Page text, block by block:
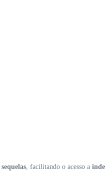
sequelas, facilitando o acesso a